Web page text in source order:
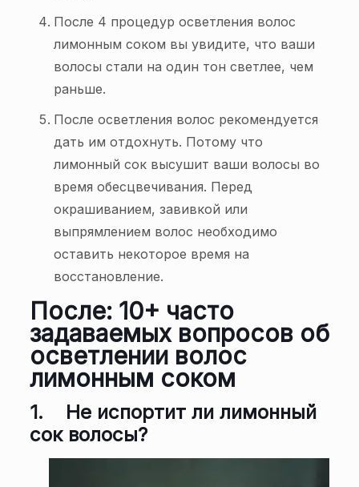
После 4 процедур осветления волос
лимонным соком вы увидите, что ваши
волосы стали на один тон светлее, чем
раньше.
После осветления волос рекомендуется
дать им отдохнуть. Потому что
лимонный сок высушит ваши волосы во
время обесцвечивания. Перед
окрашиванием, завивкой или
выпрямлением волос необходимо
оставить некоторое время на
восстановление.
После: 10+ часто
задаваемых вопросов об
осветлении волос
лимонным соком
1. Не испортит ли лимонный
сок волосы?